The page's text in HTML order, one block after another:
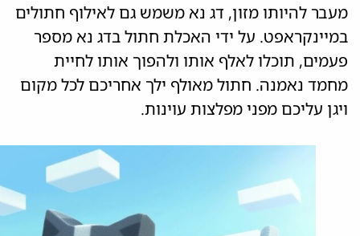
מעבר להיותו מזון, דג נא משמש גם לאילוף חתולים
במיינקראפט. על ידי האכלת חתול בדג נא מספר
פעמים, תוכלו לאלף אותו ולהפוך אותו לחיית
מחמד נאמנה. חתול מאולף ילך אחריכם לכל מקום
ויגן עליכם מפני מפלצות עוינות.